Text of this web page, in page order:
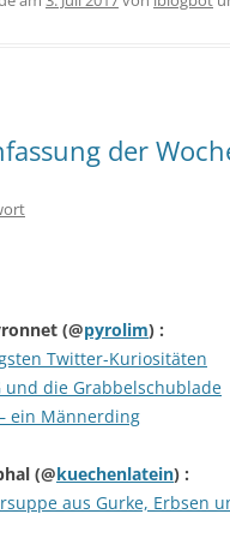
der
(@pyrolim) :
Twitter-Kuriositäten
und die Grabbelschublade
ein Männerding
(@kuechenlatein) :
aus Gurke, Erbsen